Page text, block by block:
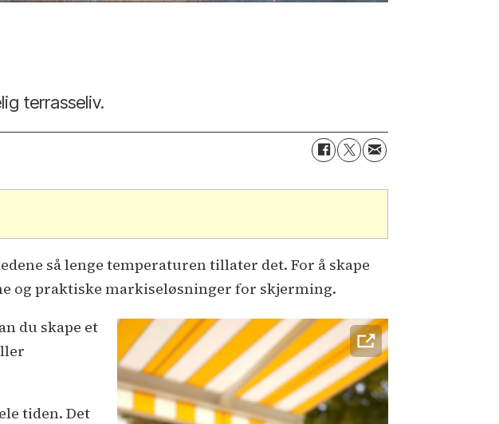
terrasseliv.
så lenge temperaturen tillater det. For å skape
og praktiske markiseløsninger for skjerming.
du skape et
tiden. Det